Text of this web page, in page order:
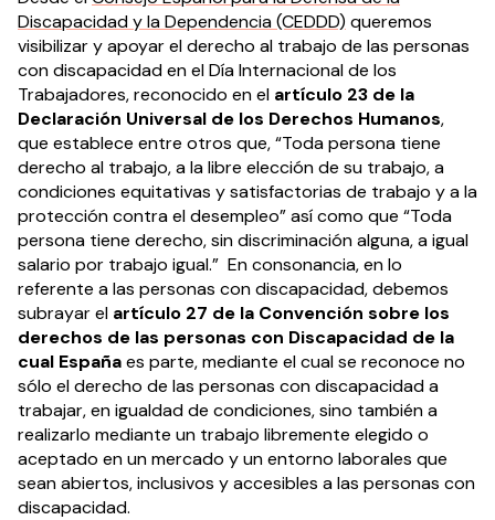
Discapacidad y la Dependencia (CEDDD) queremos
visibilizar y apoyar el derecho al trabajo de las personas
con discapacidad en el Día Internacional de los
Trabajadores, reconocido en el artículo 23 de la
Declaración Universal de los Derechos Humanos,
que establece entre otros que, “Toda persona tiene
derecho al trabajo, a la libre elección de su trabajo, a
condiciones equitativas y satisfactorias de trabajo y a la
protección contra el desempleo” así como que “Toda
persona tiene derecho, sin discriminación alguna, a igual
salario por trabajo igual.” En consonancia, en lo
referente a las personas con discapacidad, debemos
subrayar el artículo 27 de la Convención sobre los
derechos de las personas con Discapacidad de la
cual Españaes parte, mediante el cual se reconoce no
sólo el derecho de las personas con discapacidad a
trabajar, en igualdad de condiciones, sino también a
realizarlo mediante un trabajo libremente elegido o
aceptado en un mercado y un entorno laborales que
sean abiertos, inclusivos y accesibles a las personas con
discapacidad.